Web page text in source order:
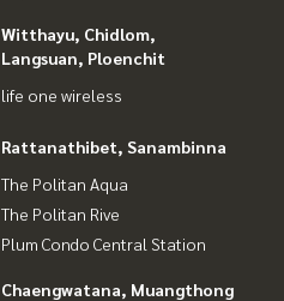
Witthayu, Chidlom,
Langsuan, Ploenchit
life one wireless
Rattanathibet, Sanambinna
The Politan Aqua
The Politan Rive
Plum Condo Central Station
Chaengwatana, Muangthong